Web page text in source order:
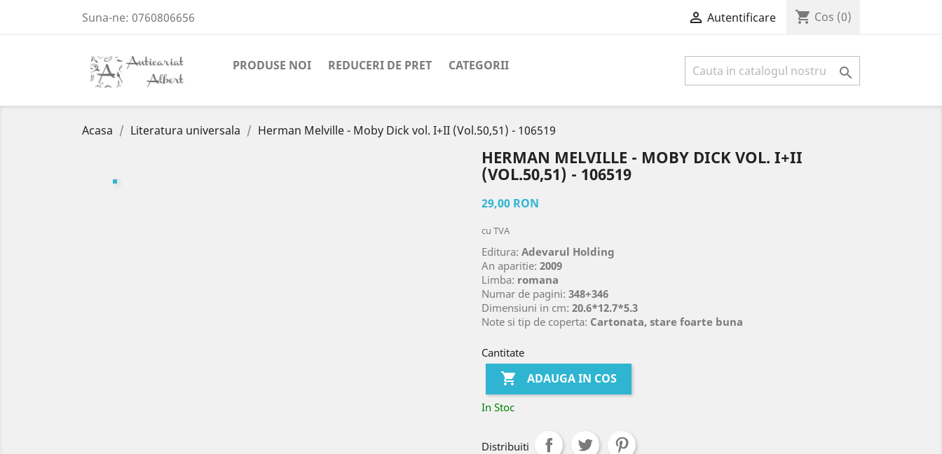
Suna-ne: 0760806656  Autentificare shopping_cart Cos (0)
PRODUSE NOI REDUCERI DE PRET CATEGORII 
Acasa Literatura universala Herman Melville - Moby Dick vol. I+II (Vol.50,51) - 106519
HERMAN MELVILLE - MOBY DICK VOL. I+II
(VOL.50,51) - 106519
29,00 RON
cu TVA
Editura: Adevarul Holding
An aparitie: 2009
Limba: romana
Numar de pagini: 348+346
Dimensiuni in cm: 20.6*12.7*5.3
Note si tip de coperta: Cartonata, stare foarte buna
Cantitate
 ADAUGA IN COS
In Stoc
Distribuiti